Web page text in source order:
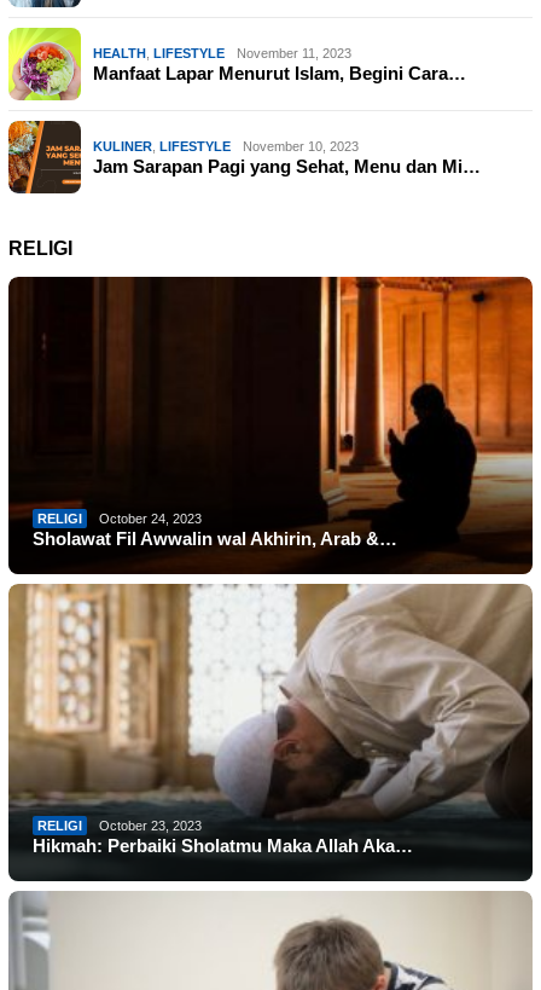
HEALTH LIFESTYLE November 11, 2023
Manfaat Lapar Menurut Islam, Begini Cara…
KULINER LIFESTYLE November 10, 2023
Jam Sarapan Pagi yang Sehat, Menu dan Mi…
RELIGI
RELIGI October 24, 2023
Sholawat Fil Awwalin wal Akhirin, Arab &…
RELIGI October 23, 2023
Hikmah: Perbaiki Sholatmu Maka Allah Aka…